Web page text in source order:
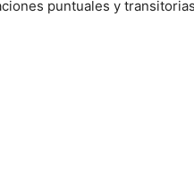
puntuales y